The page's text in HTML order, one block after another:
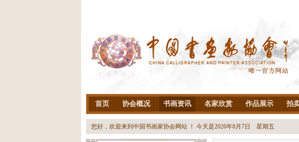
首页 协会概况 书画资讯 名家欣赏 作品展示 拍
您好，欢迎来到中国书画家协会网站 ！ 今天是2026年8月7日 星期五